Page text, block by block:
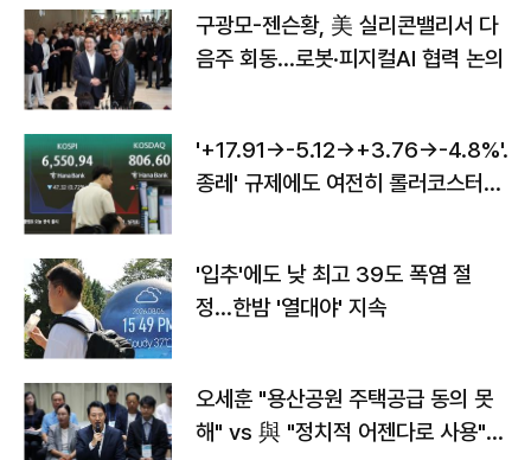
구광모-젠슨황, 美 실리콘밸리서 다
음주 회동…로봇·피지컬AI 협력 논의
'+17.91→-5.12→+3.76→-4.8%'…'
종레' 규제에도 여전히 롤러코스터
'입추'에도 낮 최고 39도 폭염 절
정…한밤 '열대야' 지속
오세훈 "용산공원 주택공급 동의 못
해" vs 與 "정치적 어젠다로 사용"